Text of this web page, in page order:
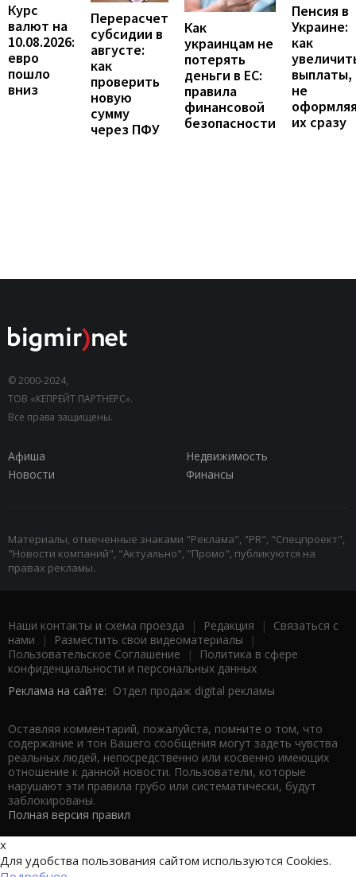
Курс
валют на
10.08.2026:
евро
пошло
вниз
Перерасчет
субсидии в
августе:
как
проверить
новую
сумму
через ПФУ
Как
украинцам не
потерять
деньги в ЕС:
правила
финансовой
безопасности
Пенсия в
Украине:
как
выплаты,
не
их сразу
© 2000-2024,
ТОВ «КЕПРЕЙТ ПАРТНЕРС».
Все права защищены.
Афиша
Недвижимость
Новости
Финансы
Материалы, отмеченные знаками "Реклама", "PR", "Спецпроект",
"Новости компаний", "Актуально", "Промо", публикуются на
правах рекламы.
Наши контакты и схема проезда | Редакция | Связаться с
нами | Разместить свои видеоматериалы |
Пользовательское Соглашение |
Политика в сфере
конфиденциальности и персональных данных
Реклама на сайте: Отдел продаж digital рекламы
Оставляя комментарий, пожалуйста, помните о том, что
содержание и тон Вашего сообщения могут задеть чувства
реальных людей, непосредственно или косвенно имеющих
отношение к данной новости. Пользователи, которые
нарушают эти правила грубо или систематически, будут
заблокированы.
Полная версия правил
x
Для удобства пользования сайтом используются Cookies.